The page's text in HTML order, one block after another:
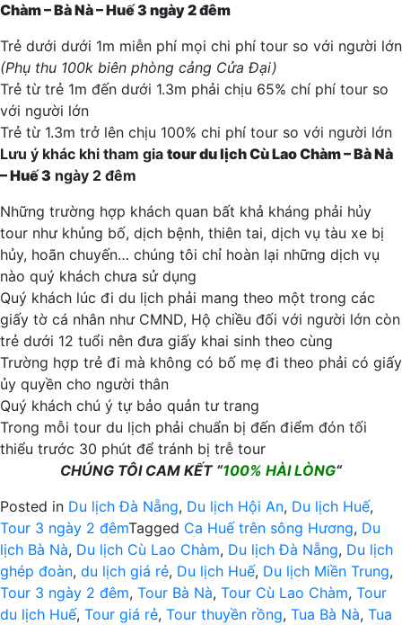
Chàm – Bà Nà – Huế3 ngày 2 đêm
Trẻ dưới dưới 1m miễn phí mọi chi phí tour so với người lớn
(Phụ thu 100k biên phòng cảng Cửa Đại)
Trẻ từ trẻ 1m đến dưới 1.3m phải chịu 65% chí phí tour so
với người lớn
Trẻ từ 1.3m trở lên chịu 100% chi phí tour so với người lớn
Lưu ý khác khi tham gia tour du lịch Cù Lao Chàm – Bà Nà
– Huế3 ngày 2 đêm
Những trường hợp khách quan bất khả kháng phải hủy
tour như khủng bố, dịch bệnh, thiên tai, dịch vụ tàu xe bị
hủy, hoãn chuyến… chúng tôi chỉ hoàn lại những dịch vụ
nào quý khách chưa sử dụng
Quý khách lúc đi du lịch phải mang theo một trong các
giấy tờ cá nhân như CMND, Hộ chiều đối với người lớn còn
trẻ dưới 12 tuổi nên đưa giấy khai sinh theo cùng
Trường hợp trẻ đi mà không có bố mẹ đi theo phải có giấy
ủy quyền cho người thân
Quý khách chú ý tự bảo quản tư trang
Trong mỗi tour du lịch phải chuẩn bị đến điểm đón tối
thiểu trước 30 phút để tránh bị trễ tour
CHÚNG TÔI CAM KẾT “100% HÀI LÒNG“
Posted in Du lịch Đà Nẵng, Du lịch Hội An, Du lịch Huế,
Tour 3 ngày 2 đêmTagged Ca Huế trên sông Hương, Du
lịch Bà Nà, Du lịch Cù Lao Chàm, Du lịch Đà Nẵng, Du lịch
ghép đoàn, du lịch giá rẻ, Du lịch Huế, Du lịch Miền Trung,
Tour 3 ngày 2 đêm, Tour Bà Nà, Tour Cù Lao Chàm, Tour
du lịch Huế, Tour giá rẻ, Tour thuyền rồng, Tua Bà Nà, Tua